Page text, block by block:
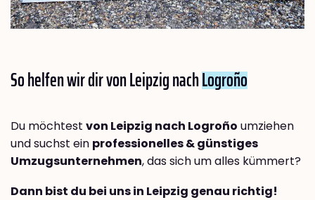
So helfen wir dir von Leipzig nachLogroño
Du möchtest von Leipzig nach Logroño umziehen
und suchst ein professionelles & günstiges
Umzugsunternehmen, das sich um alles kümmert?
Dann bist du bei uns in Leipzig genau richtig!